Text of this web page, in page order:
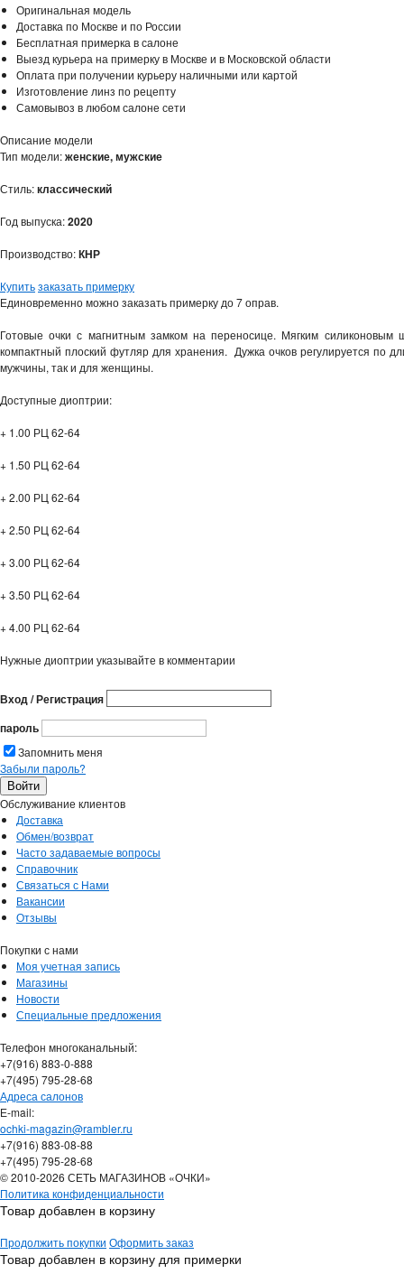
Оригинальная модель
Доставка по Москве и по России
Бесплатная примерка в салоне
Выезд курьера на примерку в Москве и в Московской области
Оплата при получении курьеру наличными или картой
Изготовление линз по рецепту
Самовывоз в любом салоне сети
Описание модели
Тип модели:женские, мужские
Стиль:классический
Год выпуска:2020
Производство:КНР
Купитьзаказать примерку
Единовременно можно заказать примерку до 7 оправ.
Готовые очки с магнитным замком на переносице. Мягким
компактный плоский футляр для хранения. Дужка очков регулируется по
мужчины, так и для женщины.
Доступные диоптрии:
+ 1.00 РЦ 62-64
+ 1.50 РЦ 62-64
+ 2.00 РЦ 62-64
+ 2.50 РЦ 62-64
+ 3.00 РЦ 62-64
+ 3.50 РЦ 62-64
+ 4.00 РЦ 62-64
Нужные диоптрии указывайте в комментарии
Вход / Регистрация
пароль
Запомнить меня
Забыли пароль?
Обслуживание клиентов
Доставка
Обмен/возврат
Часто задаваемые вопросы
Справочник
Связаться с Нами
Вакансии
Отзывы
Покупки с нами
Моя учетная запись
Магазины
Новости
Специальные предложения
Телефон многоканальный:
+7(916) 883-0-888
+7(495) 795-28-68
Адреса салонов
Е-mail:
ochki-magazin@rambler.ru
+7(916) 883-08-88
+7(495) 795-28-68
© 2010-2026 СЕТЬ МАГАЗИНОВ «ОЧКИ»
Политика конфиденциальности
Товар добавлен в корзину
Продолжить покупки Оформить заказ
Товар добавлен в корзину для примерки